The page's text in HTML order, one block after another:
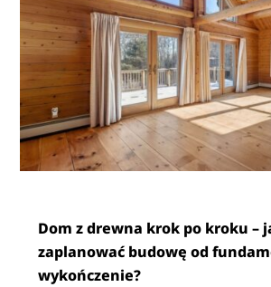
Dom z drewna krok po kroku –
zaplanować budowę od
wykończenie?